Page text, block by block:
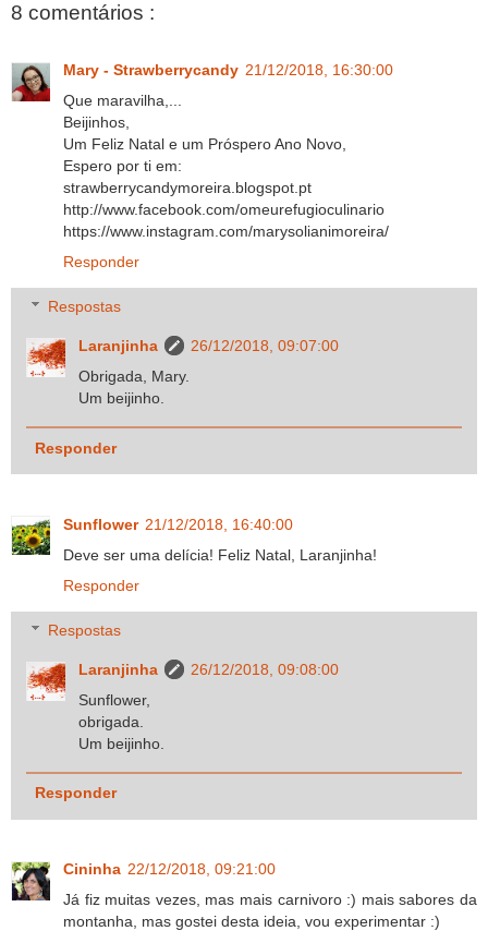
8 comentários :
Mary - Strawberrycandy 21/12/2018, 16:30:00
Que maravilha,...
Beijinhos,
Um Feliz Natal e um Próspero Ano Novo,
Espero por ti em:
strawberrycandymoreira.blogspot.pt
http://www.facebook.com/omeurefugioculinario
https://www.instagram.com/marysolianimoreira/
Responder
Respostas
Laranjinha
26/12/2018, 09:07:00
Obrigada, Mary.
Um beijinho.
Responder
Sunflower 21/12/2018, 16:40:00
Deve ser uma delícia! Feliz Natal, Laranjinha!
Responder
Respostas
Laranjinha
26/12/2018, 09:08:00
Sunflower,
obrigada.
Um beijinho.
Responder
Cininha 22/12/2018, 09:21:00
Já fiz muitas vezes, mas mais carnivoro :) mais sabores da
montanha, mas gostei desta ideia, vou experimentar :)